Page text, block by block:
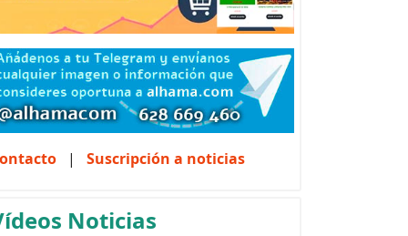
| Suscripción a noticias
Noticias